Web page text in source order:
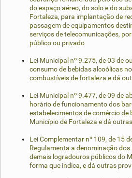
do espaço aéreo, do solo e do
Fortaleza, para implantação de
passagem de equipamentos
serviços de telecomunicações,
público ou privado
Lei Municipal nº 9.275, de 03 de
consumo de bebidas alcoólicas
combustíveis de fortaleza e dá
Lei Municipal nº 9.477, de 09 de
horário de funcionamento dos
estabelecimentos de comércio de
Município de Fortaleza e dá
Lei Complementar nº 109, de 15
Regulamenta a denominação
demais logradouros públicos do
forma que indica, e dá outras